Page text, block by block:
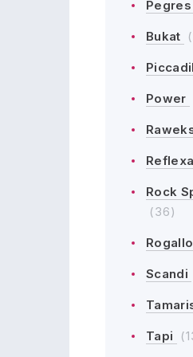
Pegres
Bukat
Power
Rock
(36)
Rogallo
Scandi
Tapi